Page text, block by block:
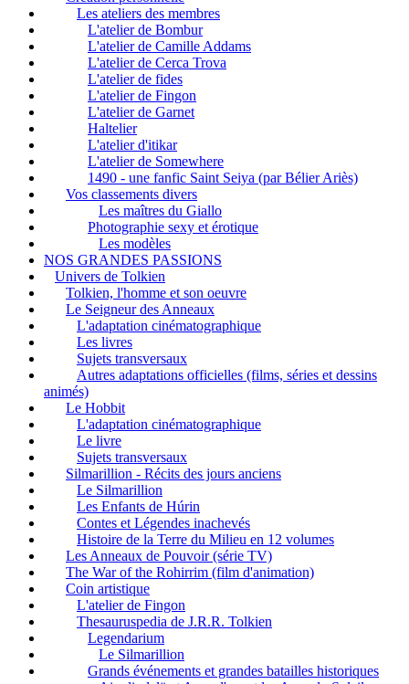
Les ateliers des membres
L'atelier de Bombur
L'atelier de Camille Addams
L'atelier de Cerca Trova
L'atelier de fides
L'atelier de Fingon
L'atelier de Garnet
Haltelier
L'atelier d'itikar
L'atelier de Somewhere
1490 - une fanfic Saint Seiya (par Bélier Ariès)
Vos classements divers
Les maîtres du Giallo
Photographie sexy et érotique
Les modèles
NOS GRANDES PASSIONS
Univers de Tolkien
Tolkien, l'homme et son oeuvre
Le Seigneur des Anneaux
L'adaptation cinématographique
Les livres
Sujets transversaux
Autres adaptations officielles (films, séries et dessins
animés)
Le Hobbit
L'adaptation cinématographique
Le livre
Sujets transversaux
Silmarillion - Récits des jours anciens
Le Silmarillion
Les Enfants de Húrin
Contes et Légendes inachevés
Histoire de la Terre du Milieu en 12 volumes
Les Anneaux de Pouvoir (série TV)
The War of the Rohirrim (film d'animation)
Coin artistique
L'atelier de Fingon
Thesauruspedia de J.R.R. Tolkien
Legendarium
Le Silmarillion
Grands événements et grandes batailles historiques